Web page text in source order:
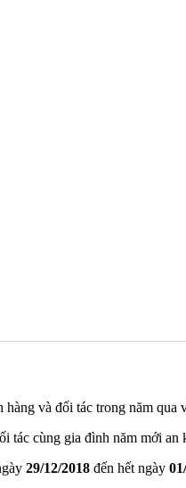
và đối tác trong năm
cùng gia đình năm mới
29/12/2018 đến hết ngày